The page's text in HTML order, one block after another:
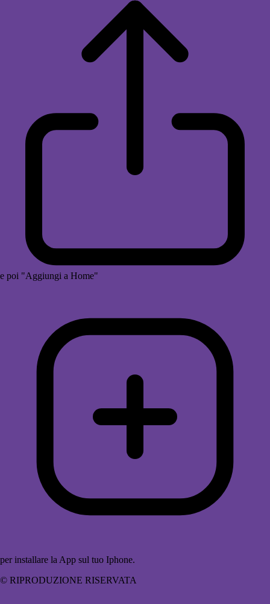
e poi "Aggiungi a Home"
per installare la App sul tuo Iphone.
© RIPRODUZIONE RISERVATA